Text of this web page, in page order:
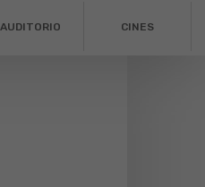
AUDITORIO CINES